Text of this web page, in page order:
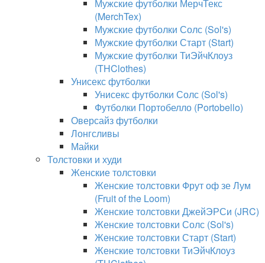
Мужские футболки МерчТекс
(MerchTex)
Мужские футболки Солс (Sol's)
Мужские футболки Старт (Start)
Мужские футболки ТиЭйчКлоуз
(THClothes)
Унисекс футболки
Унисекс футболки Солс (Sol's)
Футболки Портобелло (Portobello)
Оверсайз футболки
Лонгсливы
Майки
Толстовки и худи
Женские толстовки
Женские толстовки Фрут оф зе Лум
(Fruit of the Loom)
Женские толстовки ДжейЭРСи (JRC)
Женские толстовки Солс (Sol's)
Женские толстовки Старт (Start)
Женские толстовки ТиЭйчКлоуз